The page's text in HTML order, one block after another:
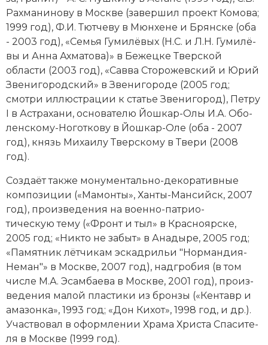
Новая история
Новейшая история
Нумизматика
Образование
Общественные объединения и организации
Политическая история
Религия и церковь
Россия
Северная Америка
Социально-экономическая история
Специальные исторические дисциплины
СССР
Рах­ма­ни­но­ву в Мо­ск­ве (за­вер­шил про­ект Ко­мо­ва;
1999 год), Ф.И. Тют­че­ву в Мюн­хе­не и Брян­ске (оба
- 2003 год), «Се­мья Гу­ми­лё­вых (Н.С. и Л.Н. Гу­ми­лё­
вы и Ан­на Ах­ма­това)» в Бе­жец­ке Твер­ской
области (2003 год), «Сав­ва Сто­ро­жев­ский и Юрий
Зве­ни­го­род­ский» в Зве­ни­го­ро­де (2005 год;
смотри иллюстрации к статье Зве­ни­го­род), Пет­ру
I в Ас­т­ра­ха­ни, ос­но­ва­те­лю Йош­кар-Олы И.А. Обо­
лен­ско­му-Но­гот­ко­ву в Йош­кар-Оле (оба - 2007
год), князь Ми­хаи­лу Твер­ско­му в Тве­ри (2008
год).
Соз­да­ёт так­же мо­ну­мен­таль­но-де­ко­ра­тив­ные
ком­по­зи­ции («Ма­мон­ты», Хан­ты-Ман­сийск, 2007
год), про­из­ве­де­ния на во­енно-пат­рио­
тическую те­му («Фронт и тыл» в Крас­но­яр­ске,
2005 год; «Ни­кто не за­быт» в Ана­ды­ре, 2005 год;
«Па­мят­ник лёт­чи­кам эс­кад­ри­льи "Нор­ман­дия-
Не­ман"» в Мо­ск­ве, 2007 год), над­гро­бия (в том
числе М.А. Эсам­бае­ва в Мо­ск­ве, 2001 год), про­из­
ве­де­ния ма­лой пла­сти­ки из брон­зы («Кен­тавр и
ама­зон­ка», 1993 год; «Дон Ки­хот», 1998 год, и др.).
Уча­ст­во­вал в оформ­ле­нии Хра­ма Хри­ста Спа­си­те­
ля в Мо­ск­ве (1999 год).